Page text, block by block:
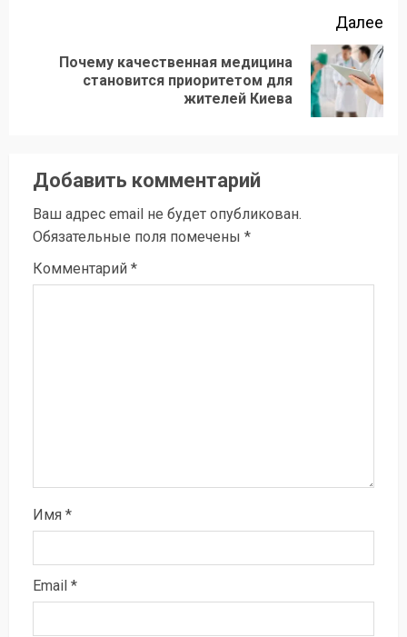
Далее
Следующая
Почему качественная медицина
становится приоритетом для
жителей Киева
Добавить комментарий
Ваш адрес email не будет опубликован.
Обязательные поля помечены *
Комментарий *
Имя *
Email *